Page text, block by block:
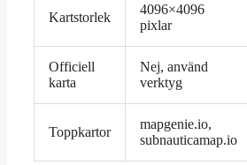
Kartstorlek
4096×4096
pixlar
Officiell
karta
Nej, använd
verktyg
Toppkartor
mapgenie.io,
subnauticamap.io